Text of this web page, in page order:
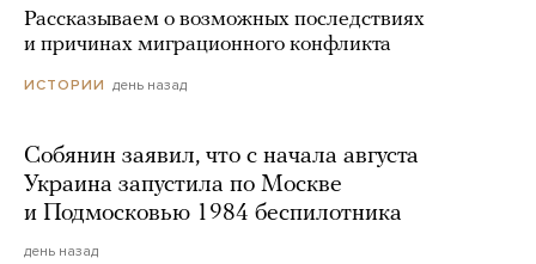
Рассказываем о возможных последствиях
и причинах миграционного конфликта
ИСТОРИИ день назад
Собянин заявил, что с начала августа
Украина запустила по Москве
и Подмосковью 1984 беспилотника
день назад